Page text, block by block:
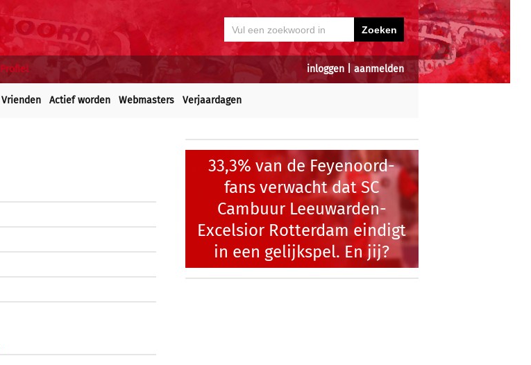
inloggen aanmelden
Profiel
Vrienden Actief worden Webmasters Verjaardagen
33,3% van de Feyenoord-
fans verwacht dat SC
Cambuur Leeuwarden-
Excelsior Rotterdam eindigt
in een gelijkspel. En jij?